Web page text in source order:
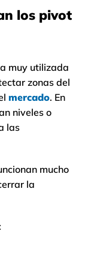
los pivot
muy utilizada
zonas del
mercado. En
niveles o
las
mucho
la